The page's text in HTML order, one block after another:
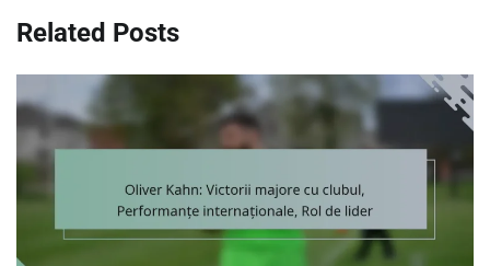
Related Posts